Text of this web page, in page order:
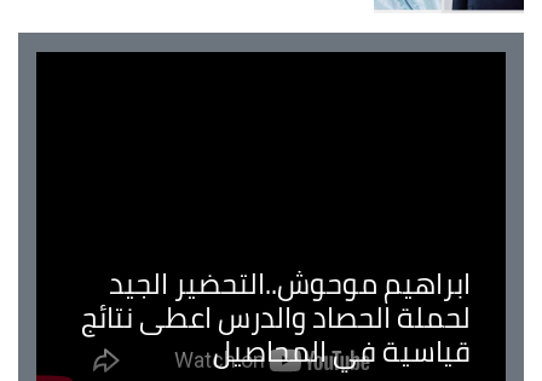
ابراهيم موحوش..التحضير الجيد
لحملة الحصاد والدرس اعطى نتائج
قياسية في المحاصيل